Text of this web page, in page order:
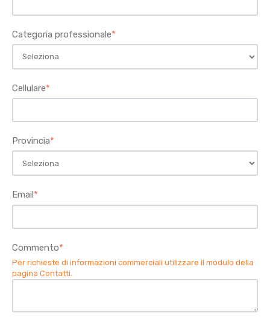
Categoria professionale*
Cellulare*
Provincia*
Email *
Commento*
Per richieste di informazioni commerciali utilizzare il modulo della
pagina Contatti